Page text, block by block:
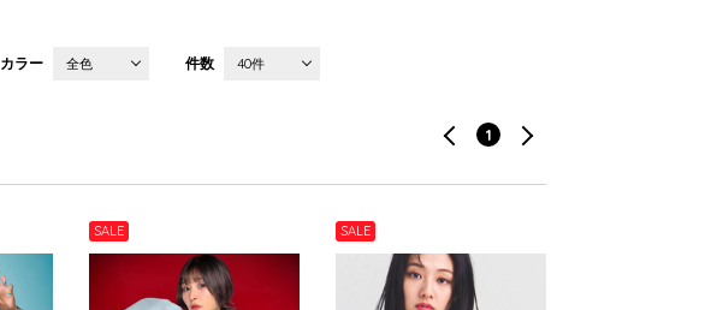
カラー 全色 件数 40件
1
SALE SALE